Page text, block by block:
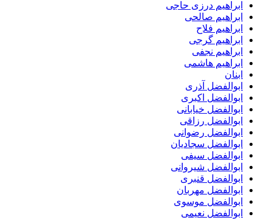
ابراهیم درزی حاجی
ابراهیم صالحی
ابراهیم فلاح
ابراهیم گرجی
ابراهیم نجفی
ابراهیم هاشمی
ابنان
ابوالفضل آذری
ابوالفضل اکبری
ابوالفضل خیابانی
ابوالفضل رزاقی
ابوالفضل رضوانی
ابوالفضل سجادیان
ابوالفضل سیفی
ابوالفضل شیروانی
ابوالفضل قنبری
ابوالفضل مهربان
ابوالفضل موسوی
ابوالفضل نعیمی